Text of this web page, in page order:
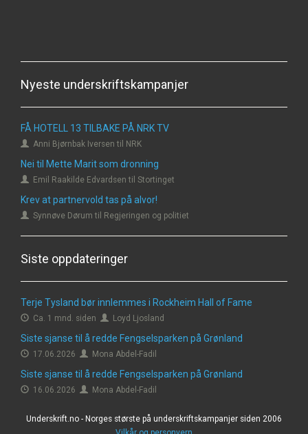
Nyeste underskriftskampanjer
FÅ HOTELL 13 TILBAKE PÅ NRK TV
Anni Bjørnbak Iversen til NRK
Nei til Mette Marit som dronning
Emil Raakilde Edvardsen til Stortinget
Krev at partnervold tas på alvor!
Synnøve Dørum til Regjeringen og politiet
Siste oppdateringer
Terje Tysland bør innlemmes i Rockheim Hall of Fame
Ca. 1 mnd. siden Loyd Ljosland
Siste sjanse til å redde Fengselsparken på Grønland
17.06.2026 Mona Abdel-Fadil
Siste sjanse til å redde Fengselsparken på Grønland
16.06.2026 Mona Abdel-Fadil
Underskrift.no - Norges største på underskriftskampanjer siden 2006